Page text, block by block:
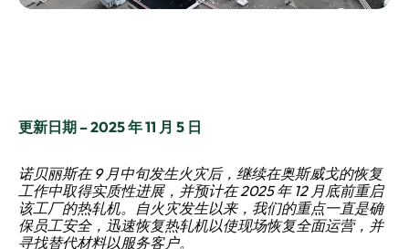
更新日期 – 2025 年 11 月 5 日
诺贝丽斯在 9 月中旬发生火灾后，继续在奥斯威戈的恢复
工作中取得实质性进展，并预计在 2025 年 12 月底前重启
该工厂的热轧机。自火灾发生以来，我们的重点一直是确
保员工安全，迅速恢复热轧机以使现场恢复全面运营，并
寻找替代材料以服务客户。